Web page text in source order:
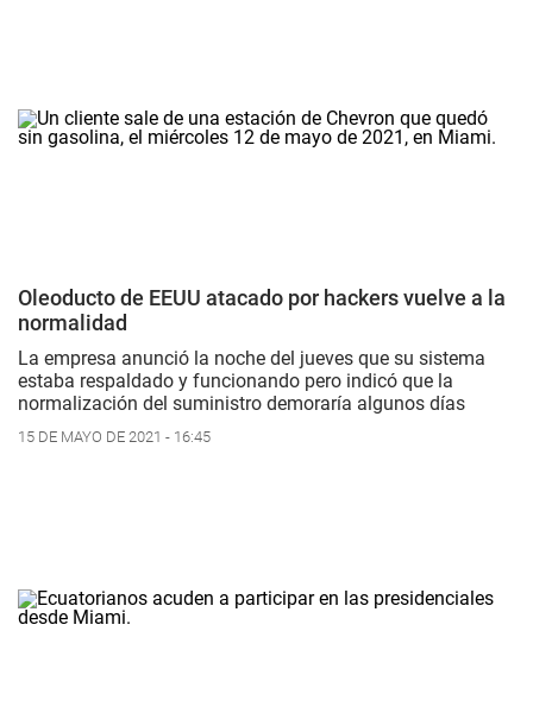
Oleoducto de EEUU atacado por hackers vuelve a la
normalidad
La empresa anunció la noche del jueves que su sistema
estaba respaldado y funcionando pero indicó que la
normalización del suministro demoraría algunos días
15 DE MAYO DE 2021 - 16:45